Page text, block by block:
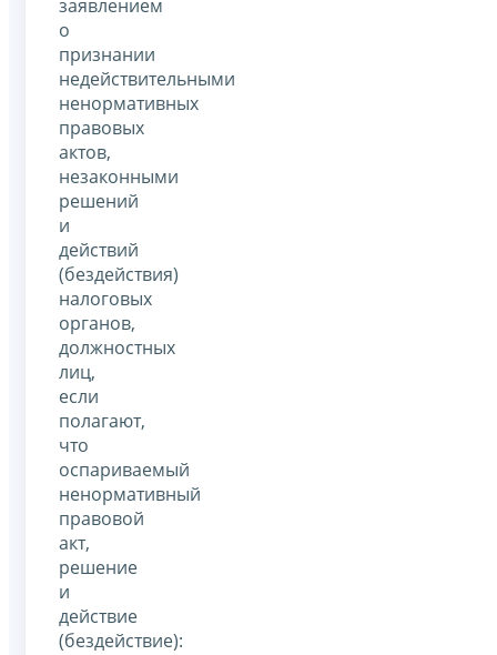
заявлением
о
признании
недействительными
ненормативных
правовых
актов,
незаконными
решений
и
действий
(бездействия)
налоговых
органов,
должностных
лиц,
если
полагают,
что
оспариваемый
ненормативный
правовой
акт,
решение
и
действие
(бездействие):